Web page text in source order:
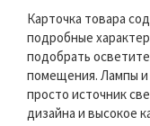
Карточка товара
подробные
подобрать
помещения. Лампы и
просто источник
дизайна и высокое